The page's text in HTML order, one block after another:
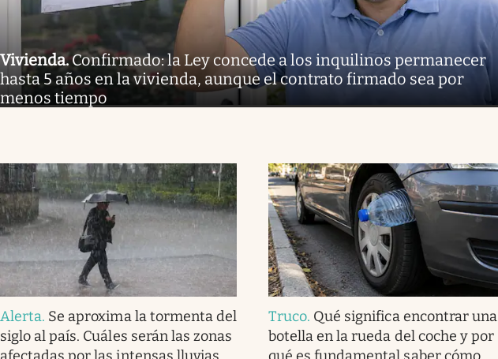
Vivienda.Confirmado: la Ley concede a los inquilinos permanecer
hasta 5 años en la vivienda, aunque el contrato firmado sea por
menos tiempo
Alerta. Se aproxima la tormenta del
siglo al país. Cuáles serán las zonas
afectadas por las intensas lluvias
Truco. Qué significa encontrar una
botella en la rueda del coche y por
qué es fundamental saber cómo